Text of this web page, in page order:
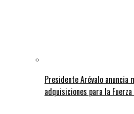
Presidente Arévalo anuncia
adquisiciones para la